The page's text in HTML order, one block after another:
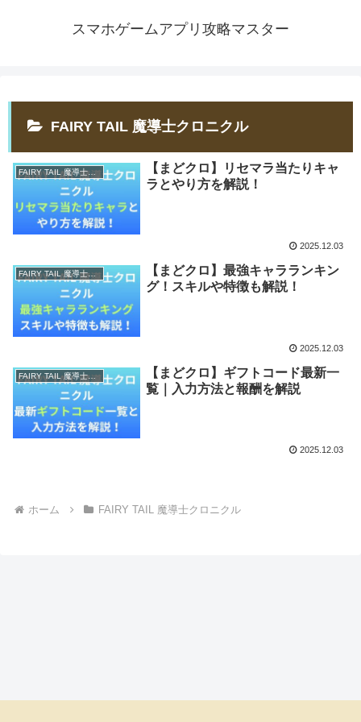
スマホゲームアプリ攻略マスター
FAIRY TAIL 魔導士クロニクル
FAIRY TAIL 魔導士クロニクル
【まどクロ】リセマラ当たりキャ
ラとやり方を解説！
2025.12.03
FAIRY TAIL 魔導士クロニクル
【まどクロ】最強キャラランキン
グ！スキルや特徴も解説！
2025.12.03
FAIRY TAIL 魔導士クロニクル
【まどクロ】ギフトコード最新一
覧｜入力方法と報酬を解説
2025.12.03
ホーム FAIRY TAIL 魔導士クロニクル